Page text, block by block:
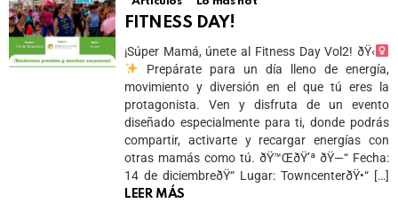
FITNESS DAY!
¡Súper Mamá, únete al Fitness Day Vol2! ðŸ‹
Prepárate para un día lleno de energía,
movimiento y diversión en el que tú eres la
protagonista. Ven y disfruta de un evento
diseñado especialmente para ti, donde podrás
compartir, activarte y recargar energías con
otras mamás como tú. ðŸ™ŒðŸ’ª ðŸ—“ Fecha:
14 de diciembreðŸ“ Lugar: TowncenterðŸ•“ […]
LEER MÁS